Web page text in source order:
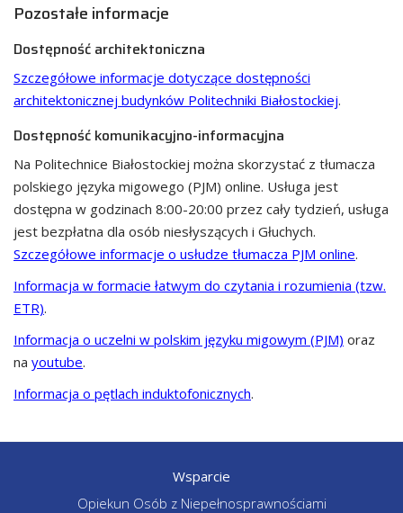
Pozostałe informacje
Dostępność architektoniczna
Szczegółowe informacje dotyczące dostępności
architektonicznej budynków Politechniki Białostockiej.
Dostępność komunikacyjno-informacyjna
Na Politechnice Białostockiej można skorzystać z tłumacza
polskiego języka migowego (PJM) online. Usługa jest
dostępna w godzinach 8:00-20:00 przez cały tydzień, usługa
jest bezpłatna dla osób niesłyszących i Głuchych.
Szczegółowe informacje o usłudze tłumacza PJM online.
Informacja w formacie łatwym do czytania i rozumienia (tzw.
ETR).
Informacja o uczelni w polskim języku migowym (PJM) oraz
na youtube.
Informacja o pętlach induktofonicznych.
Wsparcie
Opiekun Osób z Niepełnosprawnościami